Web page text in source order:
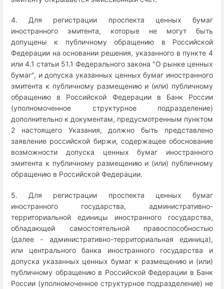
4. Для регистрации проспекта ценных бумаг
иностранного эмитента, которые не могут быть
допущены к публичному обращению в Российской
Федерации на основании решения, указанного в пункте 4
или 4.1 статьи 51.1 Федерального закона "О рынке ценных
бумаг", и допуска указанных ценных бумаг иностранного
эмитента к публичному размещению и (или) публичному
обращению в Российской Федерации в Банк России
(уполномоченное структурное подразделение)
дополнительно к документам, предусмотренным пунктом
2 настоящего Указания, должно быть представлено
заявление российской биржи, содержащее обоснование
возможности допуска ценных бумаг иностранного
эмитента к публичному размещению и (или) публичному
обращению в Российской Федерации.
5. Для регистрации проспекта ценных бумаг
иностранного государства, административно-
территориальной единицы иностранного государства,
обладающей самостоятельной правоспособностью
(далее - административно-территориальная единица),
или центрального банка иностранного государства и
допуска указанных ценных бумаг к размещению и (или)
публичному обращению в Российской Федерации в Банк
России (уполномоченное структурное подразделение) не